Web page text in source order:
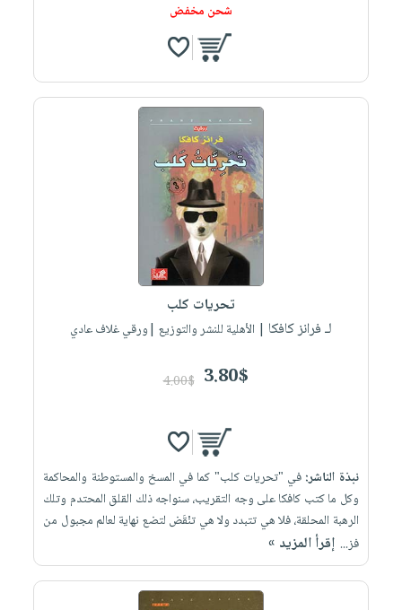
شحن مخفض
تحريات كلب
لـ فرانز كافكا | الأهلية للنشر والتوزيع |ورقي غلاف عادي
3.80$
4.00$
نبذة الناشر: في "تحريات كلب" كما في المسخ والمستوطنة والمحاكمة
وكل ما كتب كافكا على وجه التقريب، سنواجه ذلك القلق المحتدم وتلك
الرهبة المحلقة، فلا هي تتبدد ولا هي تنْقَض لتضع نهاية لعالم مجبول من
فز... إقرأ المزيد »